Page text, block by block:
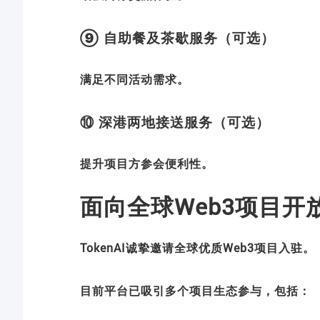
⑨ 自助餐及茶歇服务（可选）
满足不同活动需求。
⑩ 深港两地接送服务（可选）
提升项目方参会便利性。
面向全球Web3项目开
TokenAI诚挚邀请全球优质Web3项目入驻。
目前平台已吸引多个项目生态参与，包括：